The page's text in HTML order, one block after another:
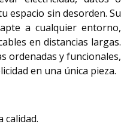
espacio sin desorden. Su
a cualquier entorno,
en distancias largas.
ordenadas y funcionales,
en una única pieza.
calidad.